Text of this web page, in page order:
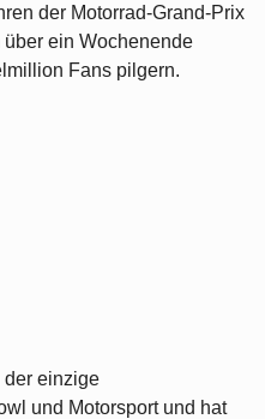
der Motorrad-Grand-Prix
ein Wochenende
Fans pilgern.
der einzige
und Motorsport und hat